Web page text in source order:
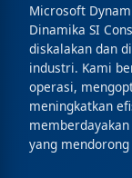
Microsoft
Dinamika SI
diskalakan dan
industri. Kami
operasi,
meningkatkan
yang